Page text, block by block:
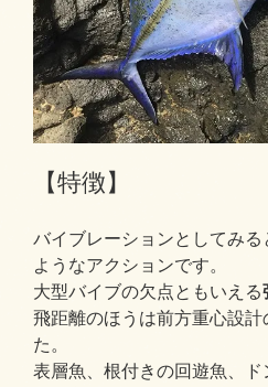
【特徴】
バイブレーションとしてみ
ようなアクションです。
大型バイブの欠点ともいえる
飛距離のほうは前方重心設計
た。
表層魚、根付きの回遊魚、